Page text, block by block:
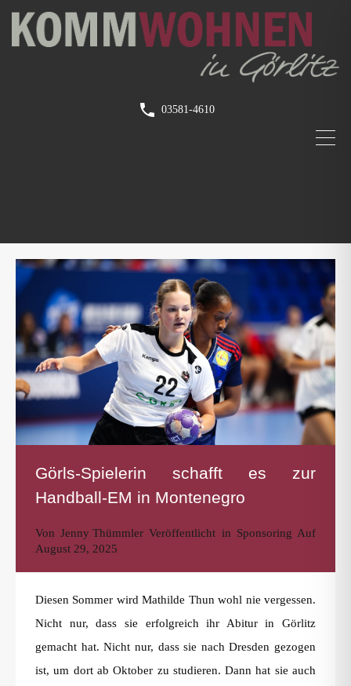
03581-4610
Görls-Spielerin schafft es zur
Handball-EM in Montenegro
VonJenny Thümmler Veröffentlicht in Sponsoring Auf
August 29, 2025
Diesen Sommer wird Mathilde Thun wohl nie vergessen.
Nicht nur, dass sie erfolgreich ihr Abitur in Görlitz
gemacht hat. Nicht nur, dass sie nach Dresden gezogen
ist, um dort ab Oktober zu studieren. Dann hat sie auch